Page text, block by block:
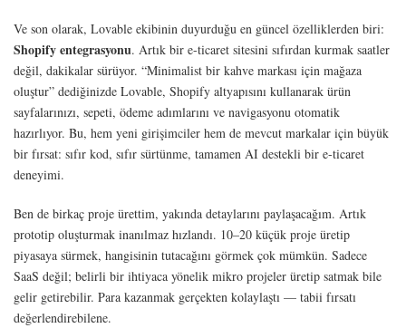
Ve son olarak, Lovable ekibinin duyurduğu en güncel özelliklerden biri:
Shopify entegrasyonu. Artık bir e-ticaret sitesini sıfırdan kurmak saatler
değil, dakikalar sürüyor. “Minimalist bir kahve markası için mağaza
oluştur” dediğinizde Lovable, Shopify altyapısını kullanarak ürün
sayfalarınızı, sepeti, ödeme adımlarını ve navigasyonu otomatik
hazırlıyor. Bu, hem yeni girişimciler hem de mevcut markalar için büyük
bir fırsat: sıfır kod, sıfır sürtünme, tamamen AI destekli bir e-ticaret
deneyimi.
Ben de birkaç proje ürettim, yakında detaylarını paylaşacağım. Artık
prototip oluşturmak inanılmaz hızlandı. 10–20 küçük proje üretip
piyasaya sürmek, hangisinin tutacağını görmek çok mümkün. Sadece
SaaS değil; belirli bir ihtiyaca yönelik mikro projeler üretip satmak bile
gelir getirebilir. Para kazanmak gerçekten kolaylaştı — tabii fırsatı
değerlendirebilene.